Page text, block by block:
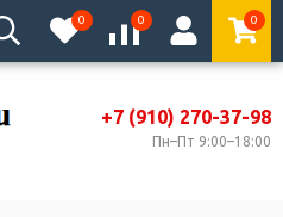
0 0 0
+7 (910) 270-37-98
Пн–Пт 9:00–18:00